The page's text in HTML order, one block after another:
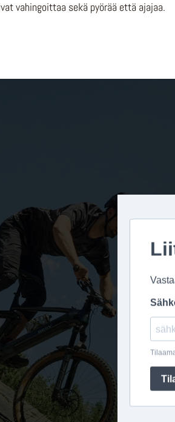
vahingoittaa sekä pyörää että ajajaa.